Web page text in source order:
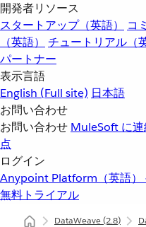
開発者リソース
スタートアップ（英語）
コ
（英語）
チュートリアル（
パートナー
表示言語
English (Full site) 日本語
お問い合わせ
お問い合わせ MuleSoft に
点
ログイン
Anypoint Platform（英語）
無料トライアル
DataWeave(2.8)